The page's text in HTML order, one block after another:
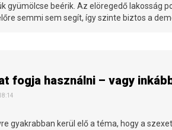
gyümölcse beérik. Az elöregedő lakosság
semmi sem segít, így szinte biztos a
fogja használni – vagy
gyakrabban kerül elő a téma, hogy a